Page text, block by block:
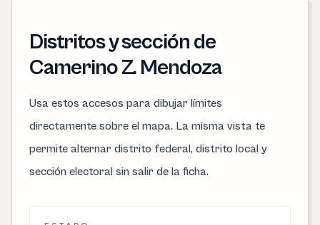
Distritos y sección de
Camerino Z. Mendoza
Usa estos accesos para dibujar límites
directamente sobre el mapa. La misma vista te
permite alternar distrito federal, distrito local y
sección electoral sin salir de la ficha.